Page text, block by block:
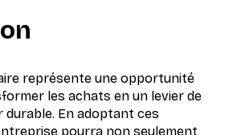
représente une opportunité
les achats en un levier de
durable. En adoptant ces
pourra non seulement